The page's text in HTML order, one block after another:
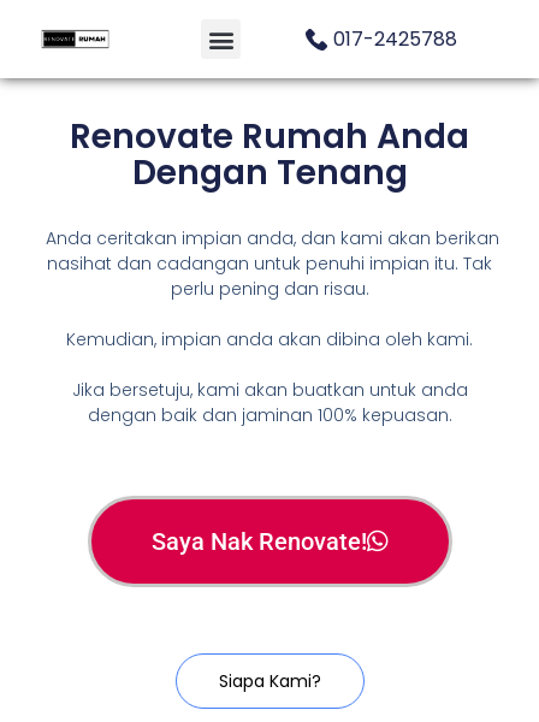
017-2425788
Renovate Rumah Anda
Dengan Tenang
Anda ceritakan impian anda, dan kami akan berikan
nasihat dan cadangan untuk penuhi impian itu. Tak
perlu pening dan risau.
Kemudian, impian anda akan dibina oleh kami.
Jika bersetuju, kami akan buatkan untuk anda
dengan baik dan jaminan 100% kepuasan.
Saya Nak Renovate!
Siapa Kami?